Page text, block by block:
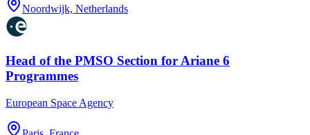
Noordwijk, Netherlands
Head of the PMSO Section for Ariane 6
Programmes
European Space Agency